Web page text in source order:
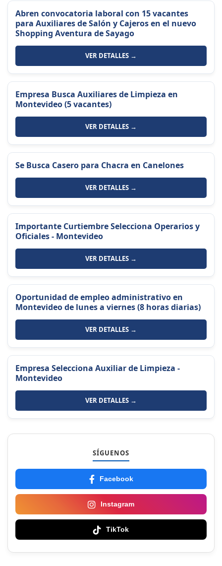
Abren convocatoria laboral con 15 vacantes
para Auxiliares de Salón y Cajeros en el nuevo
Shopping Aventura de Sayago
VER DETALLES →
Empresa Busca Auxiliares de Limpieza en
Montevideo (5 vacantes)
VER DETALLES →
Se Busca Casero para Chacra en Canelones
VER DETALLES →
Importante Curtiembre Selecciona Operarios y
Oficiales - Montevideo
VER DETALLES →
Oportunidad de empleo administrativo en
Montevideo de lunes a viernes (8 horas diarias)
VER DETALLES →
Empresa Selecciona Auxiliar de Limpieza -
Montevideo
VER DETALLES →
SÍGUENOS
Facebook
Instagram
TikTok